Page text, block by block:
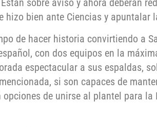
sobre aviso y ahora deberán
hizo bien ante Ciencias y apuntalar
de hacer historia convirtiendo a
con dos equipos en la
espectacular a sus espaldas,
si son capaces de
de unirse al plantel para la